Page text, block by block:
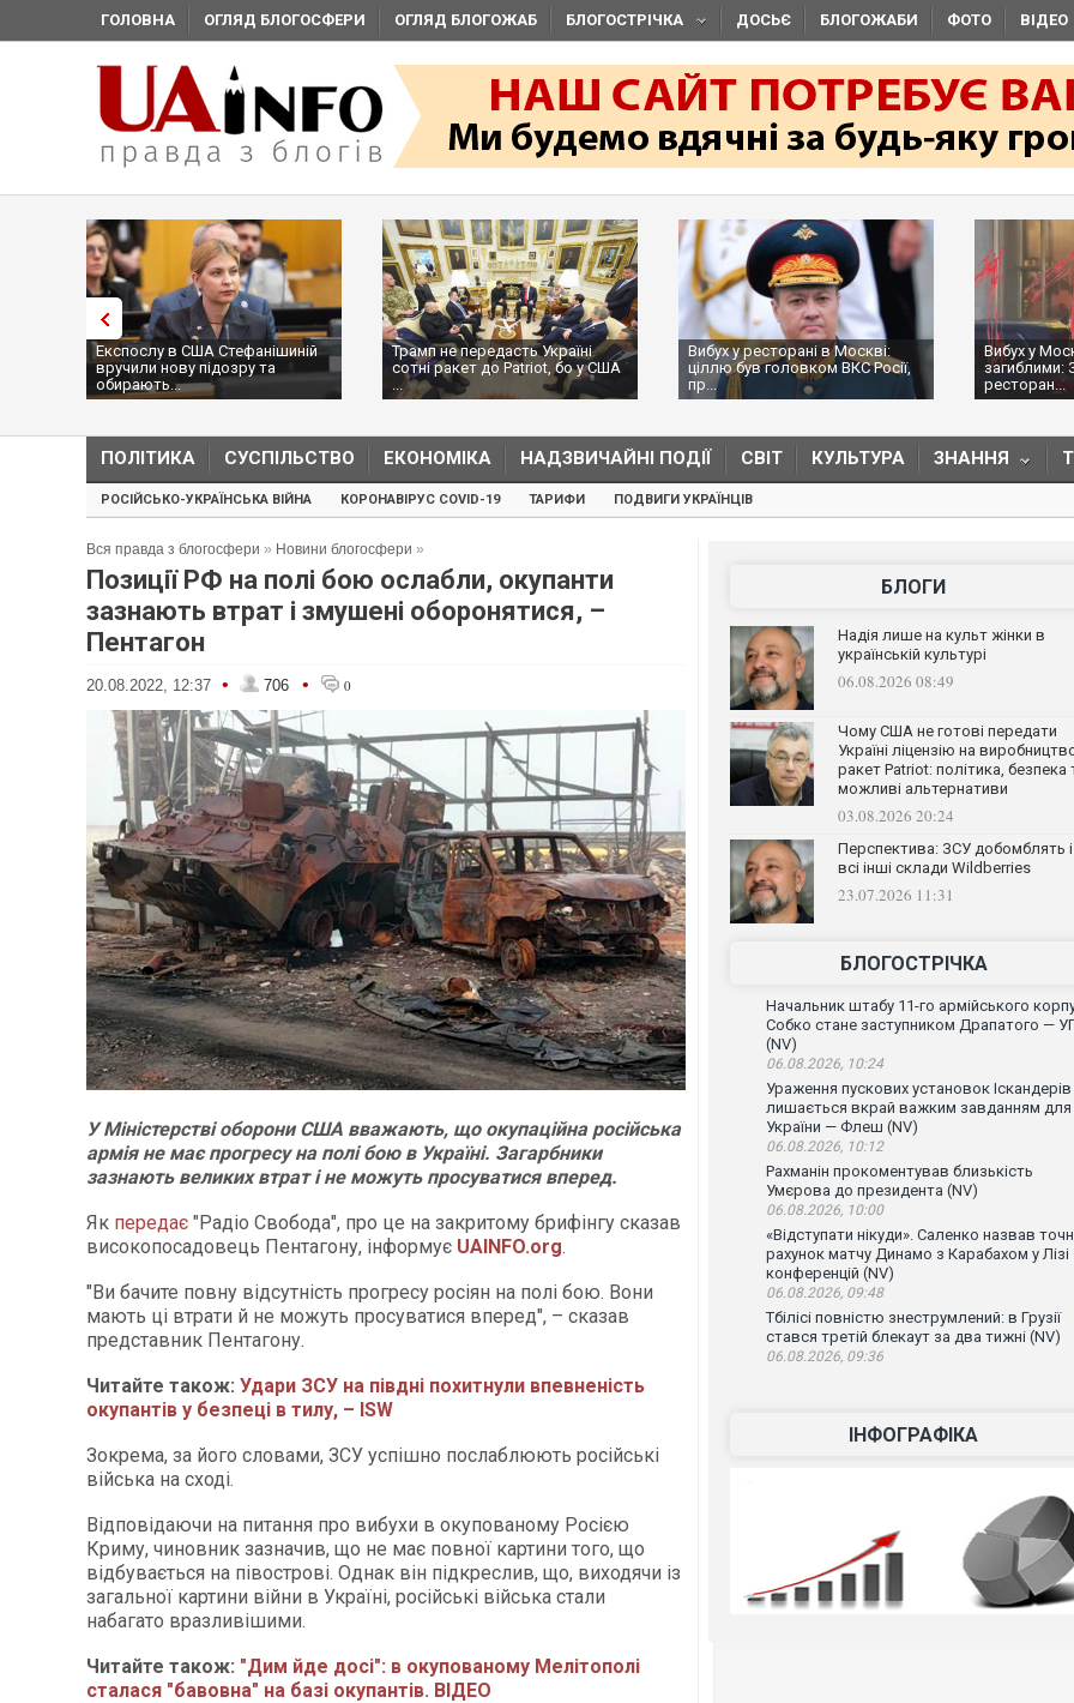
ГОЛОВНА ОГЛЯД БЛОГОСФЕРИ ОГЛЯД БЛОГОЖАБ БЛОГОСТРІЧКА ДОСЬЄ БЛОГОЖАБИ ФОТО ВІДЕО
Експослу в США Стефанішиній
вручили нову підозру та
обирають...
Трамп не передасть Україні
сотні ракет до Patriot, бо у США
...
Вибух у ресторані в Москві:
ціллю був головком ВКС Росії,
пр...
Вибух у
загиблими:
ресторан...
ПОЛІТИКА СУСПІЛЬСТВО ЕКОНОМІКА НАДЗВИЧАЙНІ ПОДІЇ СВІТ КУЛЬТУРА ЗНАННЯ
РОСІЙСЬКО-УКРАЇНСЬКА ВІЙНА КОРОНАВІРУС COVID-19 ТАРИФИ ПОДВИГИ УКРАЇНЦІВ
Вся правда з блогосфери » Новини блогосфери »
Позиції РФ на полі бою ослабли, окупанти
зазнають втрат і змушені оборонятися, –
Пентагон
20.08.2022, 12:37 • 706 • 0
У Міністерстві оборони США вважають, що окупаційна російська
армія не має прогресу на полі бою в Україні. Загарбники
зазнають великих втрат і не можуть просуватися вперед.
Як передає "Радіо Свобода", про це на закритому брифінгу сказав
високопосадовець Пентагону, інформує UAINFO.org.
"Ви бачите повну відсутність прогресу росіян на полі бою. Вони
мають ці втрати й не можуть просуватися вперед", – сказав
представник Пентагону.
Читайте також: Удари ЗСУ на півдні похитнули впевненість
окупантів у безпеці в тилу, – ISW
Зокрема, за його словами, ЗСУ успішно послаблюють російські
війська на сході.
Відповідаючи на питання про вибухи в окупованому Росією
Криму, чиновник зазначив, що не має повної картини того, що
відбувається на півострові. Однак він підкреслив, що, виходячи із
загальної картини війни в Україні, російські війська стали
набагато вразливішими.
Читайте також: "Дим йде досі": в окупованому Мелітополі
сталася "бавовна" на базі окупантів. ВІДЕО
БЛОГИ
Надія лише на культ жінки в
українській культурі
06.08.2026 08:49
Чому США не готові передати
Україні ліцензію на
ракет Patriot: політика, безпека
можливі альтернативи
03.08.2026 20:24
Перспектива: ЗСУ добомблять і
всі інші склади Wildberries
23.07.2026 11:31
БЛОГОСТРІЧКА
Начальник штабу 11-го армійського
Собко стане заступником Драпатого —
(NV)
06.08.2026, 10:24
Ураження пускових установок Іскандерів
лишається вкрай важким завданням для
України — Флеш (NV)
06.08.2026, 10:12
Рахманін прокоментував близькість
Умєрова до президента (NV)
06.08.2026, 10:00
«Відступати нікуди». Саленко назвав
рахунок матчу Динамо з Карабахом у Лізі
конференцій (NV)
06.08.2026, 09:48
Тбілісі повністю знеструмлений: в Грузії
стався третій блекаут за два тижні (NV)
06.08.2026, 09:36
ІНФОГРАФІКА